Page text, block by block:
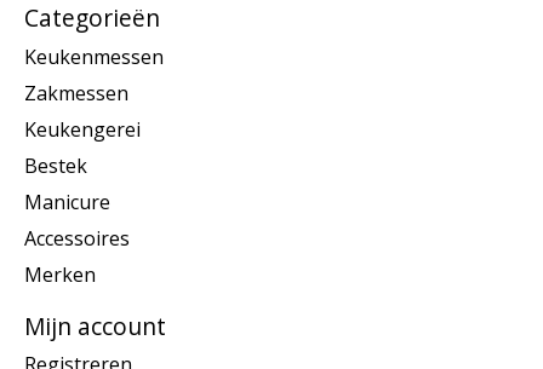
Categorieën
Keukenmessen
Zakmessen
Keukengerei
Bestek
Manicure
Accessoires
Merken
Mijn account